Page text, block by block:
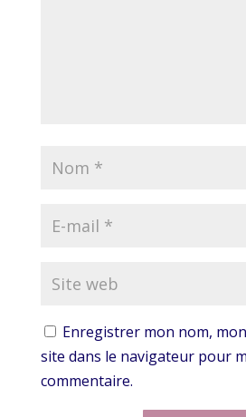
Enregistrer mon nom,
site dans le navigateur pour
commentaire.